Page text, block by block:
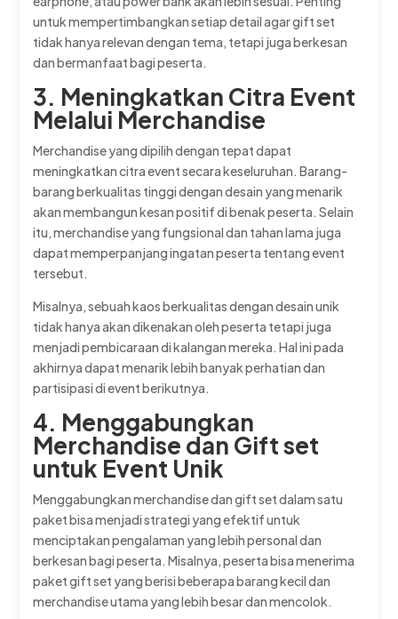
untuk mempertimbangkan setiap detail agar gift set
tidak hanya relevan dengan tema, tetapi juga berkesan
dan bermanfaat bagi peserta.
3. Meningkatkan Citra Event
Melalui Merchandise
Merchandise yang dipilih dengan tepat dapat
meningkatkan citra event secara keseluruhan. Barang-
barang berkualitas tinggi dengan desain yang menarik
akan membangun kesan positif di benak peserta. Selain
itu, merchandise yang fungsional dan tahan lama juga
dapat memperpanjang ingatan peserta tentang event
tersebut.
Misalnya, sebuah kaos berkualitas dengan desain unik
tidak hanya akan dikenakan oleh peserta tetapi juga
menjadi pembicaraan di kalangan mereka. Hal ini pada
akhirnya dapat menarik lebih banyak perhatian dan
partisipasi di event berikutnya.
4. Menggabungkan
Merchandise dan Gift set
untuk Event Unik
Menggabungkan merchandise dan gift set dalam satu
paket bisa menjadi strategi yang efektif untuk
menciptakan pengalaman yang lebih personal dan
berkesan bagi peserta. Misalnya, peserta bisa menerima
paket gift set yang berisi beberapa barang kecil dan
merchandise utama yang lebih besar dan mencolok.